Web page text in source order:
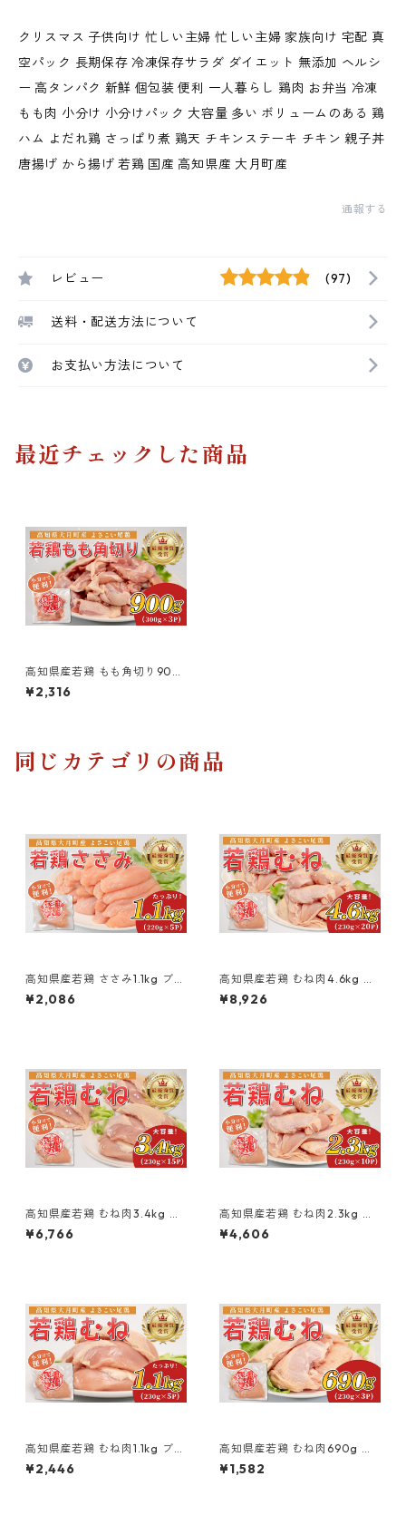
クリスマス 子供向け 忙しい主婦 忙しい主婦 家族向け 宅配 真
空パック 長期保存 冷凍保存サラダ ダイエット 無添加 ヘルシ
ー 高タンパク 新鮮 個包装 便利 一人暮らし 鶏肉 お弁当 冷凍
もも肉 小分け 小分けパック 大容量 多い ボリュームのある 鶏
ハム よだれ鶏 さっぱり煮 鶏天 チキンステーキ チキン 親子丼
唐揚げ から揚げ 若鶏 国産 高知県産 大月町産
通報する
レビュー (97)
送料・配送方法について
お支払い方法について
最近チェックした商品
高知県産若鶏 もも角切り900
g ブランド鶏 よさこい尾鶏
¥2,316
同じカテゴリの商品
高知県産若鶏 ささみ1.1kg ブラ
ンド鶏 よさこい尾鶏
¥2,086
高知県産若鶏 むね肉4.6kg ブ
ランド鶏 よさこい尾鶏
¥8,926
高知県産若鶏 むね肉3.4kg ブ
ランド鶏 よさこい尾鶏
¥6,766
高知県産若鶏 むね肉2.3kg ブ
ランド鶏 よさこい尾鶏
¥4,606
高知県産若鶏 むね肉1.1kg ブラ
ンド鶏 よさこい尾鶏
¥2,446
高知県産若鶏 むね肉690g ブ
ランド鶏 よさこい尾鶏
¥1,582